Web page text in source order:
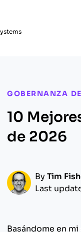
GOBERNANZA
10
de 2026
By Tim
Last
Basándome en